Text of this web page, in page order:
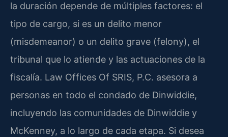
la duración depende de múltiples factores: el
tipo de cargo, si es un delito menor
(misdemeanor) o un delito grave (felony), el
tribunal que lo atiende y las actuaciones de la
fiscalía. Law Offices Of SRIS, P.C. asesora a
personas en todo el condado de Dinwiddie,
incluyendo las comunidades de Dinwiddie y
McKenney, a lo largo de cada etapa. Si desea